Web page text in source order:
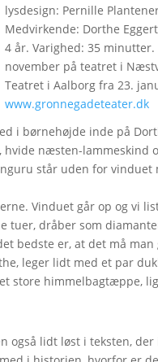
lysdesign: Pernille
Medvirkende: Dorthe
4 år. Varighed: 35
november på teatret i
Teatret i Aalborg fra 23.
www.gronnegadeteater.dk
i børnehøjde inde på
næsten-lammeskind
står uden for vinduet
Vinduet går op og vi
tuer, dråber som
bedste er, at det må man
leger lidt med et par
store himmelbagtæppe,
også lidt løst i teksten,